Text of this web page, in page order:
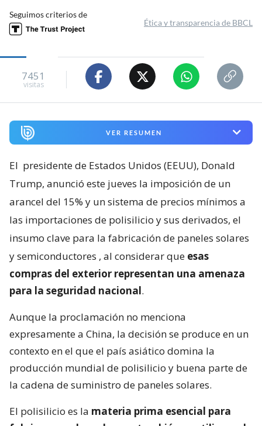
Seguimos criterios de
Ética y transparencia de BBCL
7451
visitas
VER RESUMEN
El presidente de Estados Unidos (EEUU), Donald
Trump, anunció este jueves la imposición de un
arancel del 15% y un sistema de precios mínimos a
las importaciones de polisilicio y sus derivados, el
insumo clave para la fabricación de paneles solares
y semiconductores , al considerar que esas
compras del exterior representan una amenaza
para la seguridad nacional.
Aunque la proclamación no menciona
expresamente a China, la decisión se produce en un
contexto en el que el país asiático domina la
producción mundial de polisilicio y buena parte de
la cadena de suministro de paneles solares.
El polisilicio es la materia prima esencial para